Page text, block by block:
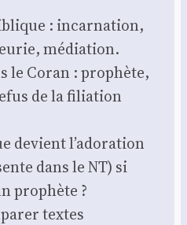
: incar­na­tion,
média­tion.
le Coran : pro­phète,
de la filia­tion
devient l’adoration
dans le NT) si
pro­phète ?
textes